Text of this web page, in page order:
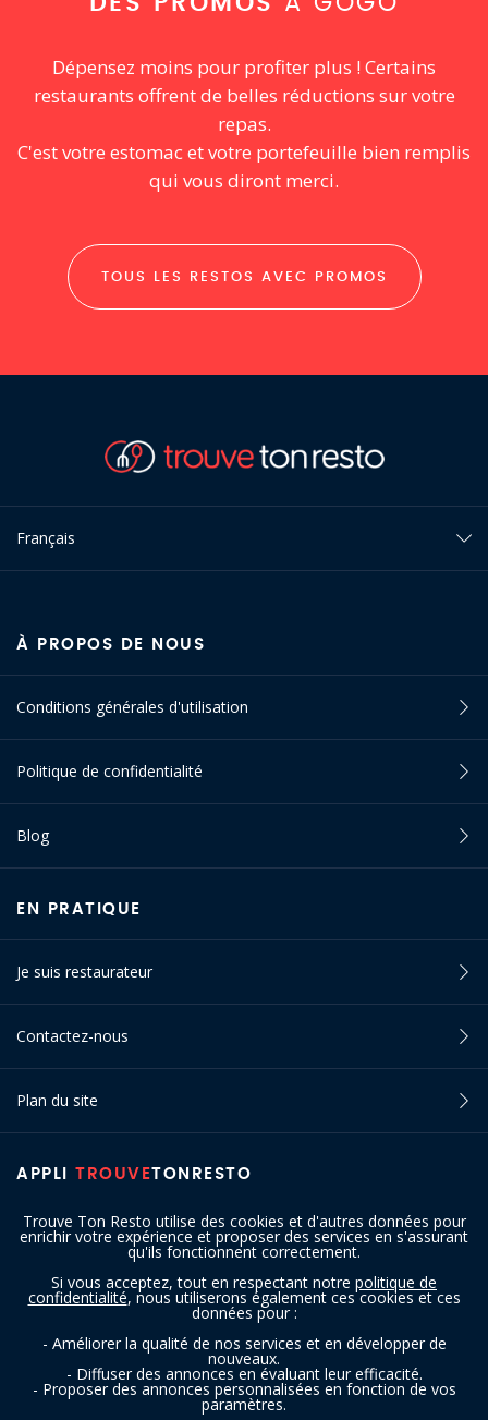
Dépensez moins pour profiter plus ! Certains
restaurants offrent de belles réductions sur votre
repas.
C'est votre estomac et votre portefeuille bien remplis
qui vous diront merci.
TOUS LES RESTOS AVEC PROMOS
Trouve Ton Resto utilise des cookies et d'autres données pour
enrichir votre expérience et proposer des services en s'assurant
qu'ils fonctionnent correctement.
Si vous acceptez, tout en respectant notre politique de
confidentialité, nous utiliserons également ces cookies et ces
données pour :
- Améliorer la qualité de nos services et en développer de
nouveaux.
- Diffuser des annonces en évaluant leur efficacité.
- Proposer des annonces personnalisées en fonction de vos
paramètres.
Français
APPLI TROUVETONRESTO
À PROPOS DE NOUS
Conditions générales d'utilisation
Politique de confidentialité
Blog
EN PRATIQUE
Je suis restaurateur
Contactez-nous
Plan du site
SUIVEZ-NOUS